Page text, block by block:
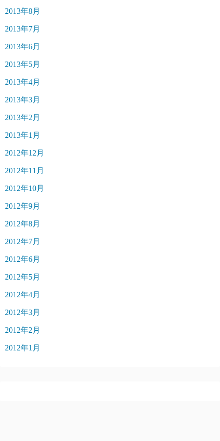
2013年8月
2013年7月
2013年6月
2013年5月
2013年4月
2013年3月
2013年2月
2013年1月
2012年12月
2012年11月
2012年10月
2012年9月
2012年8月
2012年7月
2012年6月
2012年5月
2012年4月
2012年3月
2012年2月
2012年1月